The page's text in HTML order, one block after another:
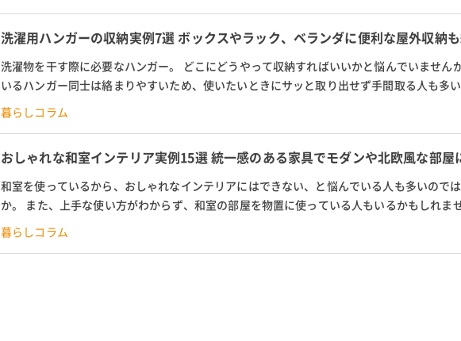
洗濯用ハンガーの収納実例7選 ボックスやラック、ベランダに便利な屋外収納
洗濯物を干す際に必要なハンガー。 どこにどうやって収納すればいいかと悩んでいません
いるハンガー同士は絡まりやすいため、使いたいときにサッと取り出せず手間取る人も多い
実はハンガーは、収納ボックスやラック、収納庫などを...
暮らしコラム
おしゃれな和室インテリア実例15選 統一感のある家具でモダンや北欧風な部屋
和室を使っているから、おしゃれなインテリアにはできない、と悩んでいる人も多いので
か。 また、上手な使い方がわからず、和室の部屋を物置に使っている人もいるかもしれま
し、ちょっとした工夫やコツさえつかめば、和室は劇的...
暮らしコラム